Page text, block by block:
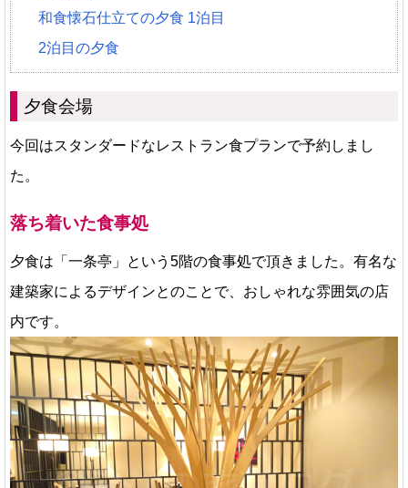
和食懐石仕立ての夕食 1泊目
2泊目の夕食
夕食会場
今回はスタンダードなレストラン食プランで予約しまし
た。
落ち着いた食事処
夕食は「一条亭」という5階の食事処で頂きました。有名な
建築家によるデザインとのことで、おしゃれな雰囲気の店
内です。